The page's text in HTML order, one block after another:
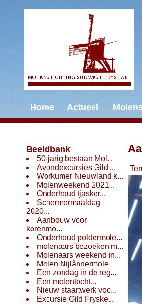
Home Actueel
Beeldbank
50-jarig bestaan Mol...
Avondexcursies Gild ...
Workumer Nieuwland k...
Molenweekend 2021...
Onderhoud tjasker...
Schermermaaldag
2020...
Aanbouw voor
korenmo...
Onderhoud poldermole...
molenaars bezoeken m...
Molenaars weekend in...
Molen Nijlânnermole...
Een zondag in de reg...
Een molentocht...
Nieuw staartwerk voo...
Excursie Gild Fryske...